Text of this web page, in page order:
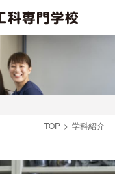
TOP 学科紹介